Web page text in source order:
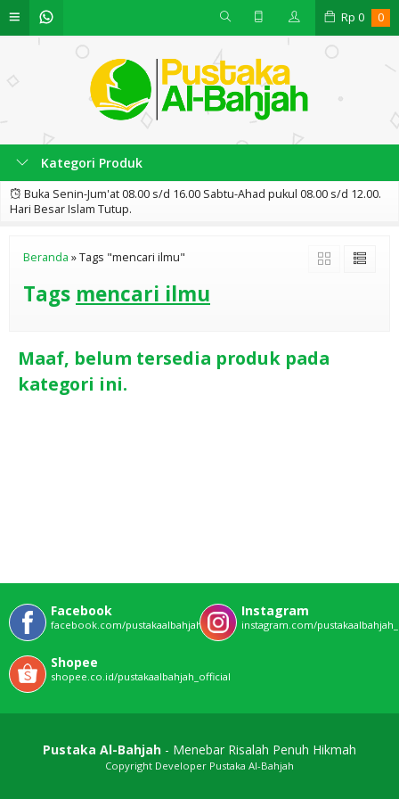
Rp 0 0
Kategori Produk
Buka Senin-Jum'at 08.00 s/d 16.00 Sabtu-Ahad pukul 08.00 s/d 12.00.
Hari Besar Islam Tutup.
Beranda »Tags "mencari ilmu"
Tags mencari ilmu
Maaf, belum tersedia produk pada
kategori ini.
Facebook
facebook.com/pustakaalbahjahofficial
Instagram
instagram.com/
Shopee
shopee.co.id/pustakaalbahjah_official
Pustaka Al-Bahjah - Menebar Risalah Penuh Hikmah
Copyright Developer Pustaka Al-Bahjah